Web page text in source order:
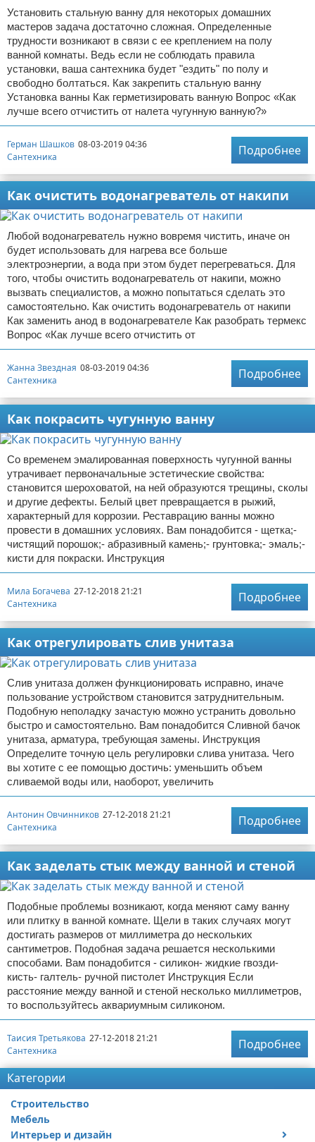
Установить стальную ванну для некоторых домашних
мастеров задача достаточно сложная. Определенные
трудности возникают в связи с ее креплением на полу
ванной комнаты. Ведь если не соблюдать правила
установки, ваша сантехника будет "ездить" по полу и
свободно болтаться. Как закрепить стальную ванну
Установка ванны Как герметизировать ванную Вопрос «Как
лучше всего отчистить от налета чугунную ванную?»
Герман Шашков 08-03-2019 04:36
Сантехника
Подробнее
Как очистить водонагреватель от накипи
Любой водонагреватель нужно вовремя чистить, иначе он
будет использовать для нагрева все больше
электроэнергии, а вода при этом будет перегреваться. Для
того, чтобы очистить водонагреватель от накипи, можно
вызвать специалистов, а можно попытаться сделать это
самостоятельно. Как очистить водонагреватель от накипи
Как заменить анод в водонагревателе Как разобрать термекс
Вопрос «Как лучше всего отчистить от
Жанна Звездная 08-03-2019 04:36
Сантехника
Подробнее
Как покрасить чугунную ванну
Со временем эмалированная поверхность чугунной ванны
утрачивает первоначальные эстетические свойства:
становится шероховатой, на ней образуются трещины, сколы
и другие дефекты. Белый цвет превращается в рыжий,
характерный для коррозии. Реставрацию ванны можно
провести в домашних условиях. Вам понадобится - щетка;-
чистящий порошок;- абразивный камень;- грунтовка;- эмаль;-
кисти для покраски. Инструкция
Мила Богачева 27-12-2018 21:21
Сантехника
Подробнее
Как отрегулировать слив унитаза
Слив унитаза должен функционировать исправно, иначе
пользование устройством становится затруднительным.
Подобную неполадку зачастую можно устранить довольно
быстро и самостоятельно. Вам понадобится Сливной бачок
унитаза, арматура, требующая замены. Инструкция
Определите точную цель регулировки слива унитаза. Чего
вы хотите с ее помощью достичь: уменьшить объем
сливаемой воды или, наоборот, увеличить
Антонин Овчинников 27-12-2018 21:21
Сантехника
Подробнее
Как заделать стык между ванной и стеной
Подобные проблемы возникают, когда меняют саму ванну
или плитку в ванной комнате. Щели в таких случаях могут
достигать размеров от миллиметра до нескольких
сантиметров. Подобная задача решается несколькими
способами. Вам понадобится - силикон- жидкие гвозди-
кисть- галтель- ручной пистолет Инструкция Если
расстояние между ванной и стеной несколько миллиметров,
то воспользуйтесь аквариумным силиконом.
Таисия Третьякова 27-12-2018 21:21
Сантехника
Подробнее
Категории
Строительство
Мебель
Интерьер и дизайн